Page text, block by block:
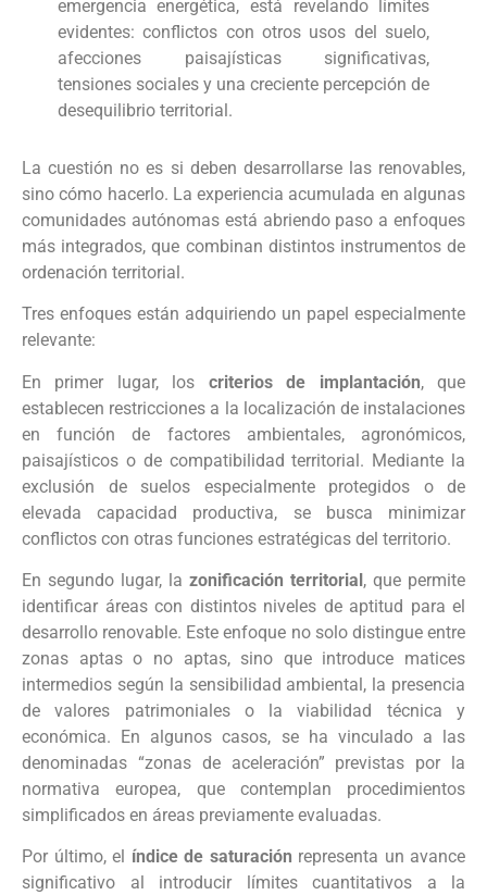
emergencia energética, está revelando límites
evidentes: conflictos con otros usos del suelo,
afecciones paisajísticas significativas,
tensiones sociales y una creciente percepción de
desequilibrio territorial.
La cuestión no es si deben desarrollarse las renovables,
sino cómo hacerlo. La experiencia acumulada en algunas
comunidades autónomas está abriendo paso a enfoques
más integrados, que combinan distintos instrumentos de
ordenación territorial.
Tres enfoques están adquiriendo un papel especialmente
relevante:
En primer lugar, los criterios de implantación, que
establecen restricciones a la localización de instalaciones
en función de factores ambientales, agronómicos,
paisajísticos o de compatibilidad territorial. Mediante la
exclusión de suelos especialmente protegidos o de
elevada capacidad productiva, se busca minimizar
conflictos con otras funciones estratégicas del territorio.
En segundo lugar, la zonificación territorial, que permite
identificar áreas con distintos niveles de aptitud para el
desarrollo renovable. Este enfoque no solo distingue entre
zonas aptas o no aptas, sino que introduce matices
intermedios según la sensibilidad ambiental, la presencia
de valores patrimoniales o la viabilidad técnica y
económica. En algunos casos, se ha vinculado a las
denominadas “zonas de aceleración” previstas por la
normativa europea, que contemplan procedimientos
simplificados en áreas previamente evaluadas.
Por último, el índice de saturación representa un avance
significativo al introducir límites cuantitativos a la